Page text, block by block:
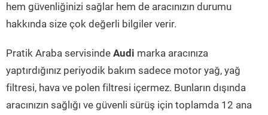
hem güvenliğinizi sağlar hem de aracınızın durumu
hakkında size çok değerli bilgiler verir.
Pratik Araba servisinde Audi marka aracınıza
yaptırdığınız periyodik bakım sadece motor yağ, yağ
filtresi, hava ve polen filtresi içermez. Bunların dışında
aracınızın sağlığı ve güvenli sürüş için toplamda 12 ana